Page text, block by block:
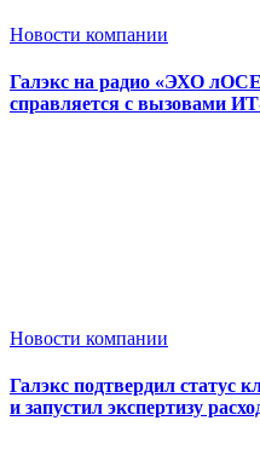
Новости компании
Галэкс на радио «ЭХО
справляется с вызовами
Новости компании
Галэкс подтвердил статус
и запустил экспертизу